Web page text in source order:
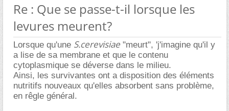
Re : Que se passe-t-il lorsque les
levures meurent?
Lorsque qu'une S.cerevisiae "meurt", 'j'imagine qu'il y
a lise de sa membrane et que le contenu
cytoplasmique se déverse dans le milieu.
Ainsi, les survivantes ont a disposition des éléments
nutritifs nouveaux qu'elles absorbent sans problème,
en rêgle général.